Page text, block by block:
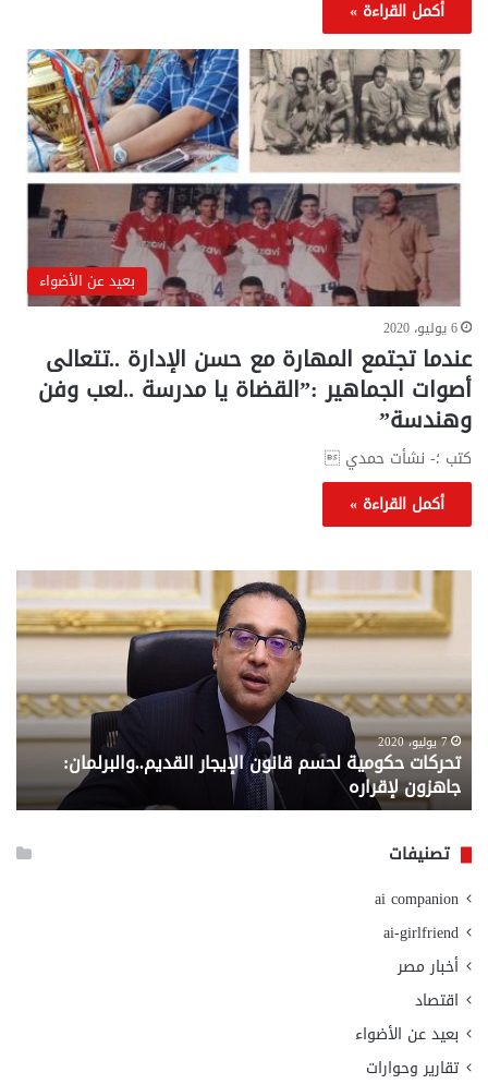
أكمل القراءة »
بعيد عن الأضواء
6 يوليو، 2020
عندما تجتمع المهارة مع حسن الإدارة ..تتعالى
أصوات الجماهير :”القضاة يا مدرسة ..لعب وفن
وهندسة”
كتب ؛- نشأت حمدي 
أكمل القراءة »
تحركات
حكومية
لحسم
قانون
القديم..والبرلمان:
جاهزون
لإقراره
7 يوليو، 2020
تحركات حكومية لحسم قانون الإيجار القديم..والبرلمان:
جاهزون لإقراره
..
من
تصنيفات
ai companion
ai-girlfriend
أخبار مصر
اقتصاد
بعيد عن الأضواء
تقارير وحوارات